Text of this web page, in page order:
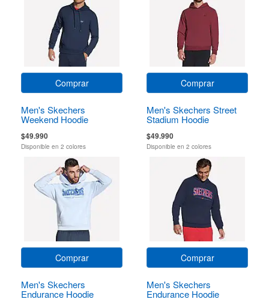
Comprar
Men's Skechers
Weekend Hoodie
$49.990
Disponible en 2 colores
Comprar
Men's Skechers Street
Stadium Hoodie
$49.990
Disponible en 2 colores
Comprar
Men's Skechers
Endurance Hoodie
Comprar
Men's Skechers
Endurance Hoodie